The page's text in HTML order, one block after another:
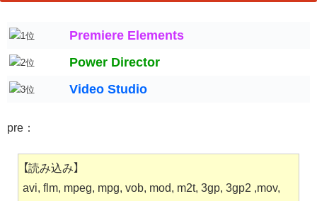
Premiere Elements
Power Director
Video Studio
pre：
【読み込み】
avi, flm, mpeg, mpg, vob, mod, m2t, 3gp, 3gp2 ,mov,